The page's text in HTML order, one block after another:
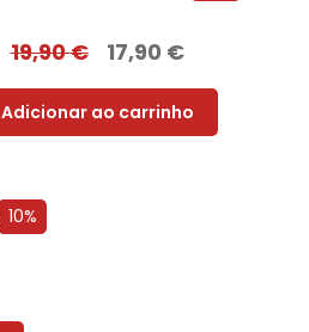
19,90€ 17,90 €
Adicionar ao carrinho
10%
Lisboa Noir [Edição Autografada]